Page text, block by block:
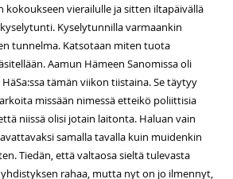
kokoukseen vierailulle ja sitten iltapäivällä
Kyselytunnilla varmaankin
tunnelma. Katsotaan miten tuota
Aamun Hämeen Sanomissa oli
tämän viikon tiistaina. Se täytyy
missään nimessä etteikö poliittisia
niissä olisi jotain laitonta. Haluan vain
samalla tavalla kuin muidenkin
Tiedän, että valtaosa sieltä tulevasta
rahaa, mutta nyt on jo ilmennyt,